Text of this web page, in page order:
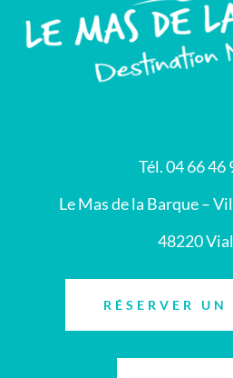
Tél. 04 66 46
Le Mas de la Barque –
48220
RÉSERVER UN